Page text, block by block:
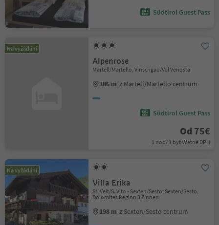
Südtirol Guest Pass
Na vyžádání
Alpenrose
Martell/Martello, Vinschgau/Val Venosta
386 m z Martell/Martello centrum
Südtirol Guest Pass
Od 75€
1 noc / 1 byt Včetně DPH
Na vyžádání
Villa Erika
St. Veit/S. Vito - Sexten/Sesto, Sexten/Sesto,
Dolomites Region 3 Zinnen
198 m z Sexten/Sesto centrum